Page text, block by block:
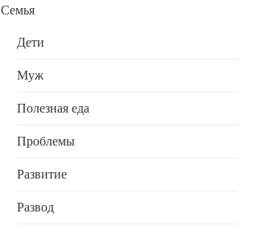
Семья
Дети
Муж
Полезная еда
Проблемы
Развитие
Развод